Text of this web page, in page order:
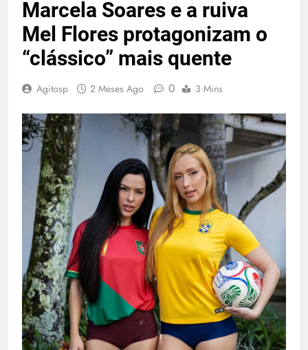
Marcela Soares e a ruiva
Mel Flores protagonizam o
“clássico” mais quente
Agitosp 2 Meses Ago 0 3 Mins